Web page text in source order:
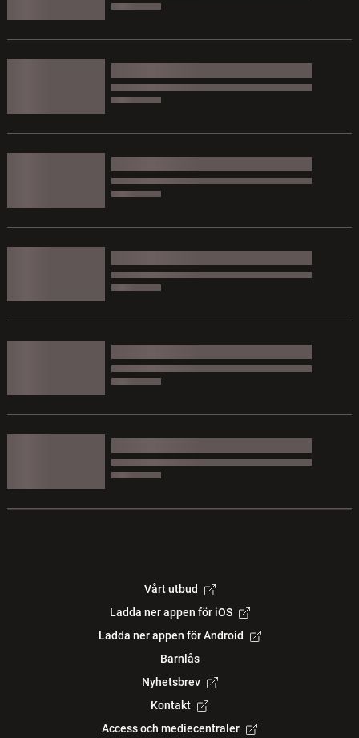
Vårt utbud
Ladda ner appen för iOS
Ladda ner appen för Android
Barnlås
Nyhetsbrev
Kontakt
Access och mediecentraler